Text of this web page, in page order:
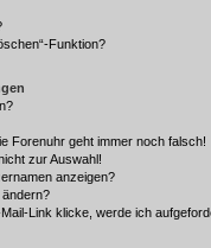
Funktion?
Forenuhr geht immer noch falsch!
zur Auswahl!
anzeigen?
Link klicke, werde ich